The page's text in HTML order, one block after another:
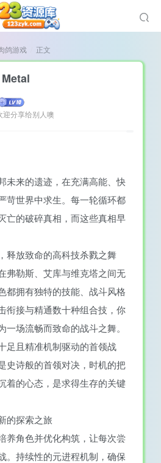
鸽游戏 正文
分享给别人噢
未来的遗迹，在充满高能、快
苛世界中求生。每一轮循环都
亡的破碎真相，而这些真相早
释放致命的高科技杀戮之舞
弗勒斯、艾库与维克塔之间无
都拥有独特的技能、战斗风格
衔接与精通数十种组合技，你
一场流畅而致命的战斗之舞。
足且精准机制驱动的首领战
史诗般的首领对决，时机的把
着的心态，是求得生存的关键
的探索之旅
养角色并优化构筑，让每次尝
。持续性的元进程机制，确保